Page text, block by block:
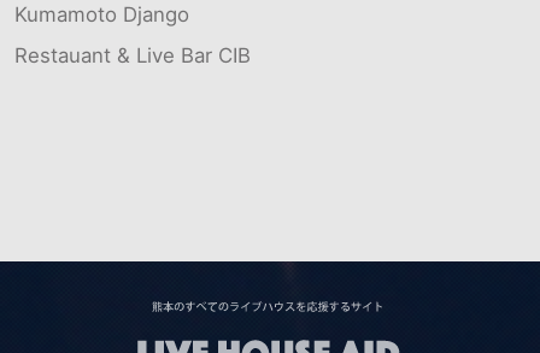
Kumamoto Django
Restauant & Live Bar CIB